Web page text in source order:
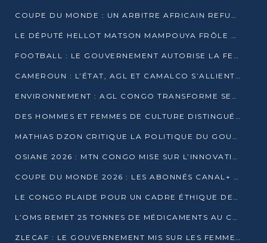
COUPE DU MONDE : UN ARBITRE AFRICAIN REFUSÉ À L’ENTRÉE DES ÉTATS-UNIS
LE DÉPUTÉ HELLOT MATSON MAMPOUYA FRÔLE LA MORT LORS D’UNE EMBUSCADE DZNS LE POOL
FOOTBALL : LE GOUVERNEMENT AUTORISE LA FECOFOOT À OCCUPER LES COMPLEXES SPORTIFS
CAMEROUN : L’ÉTAT, AGL ET CAMALCO S’ALLIENT POUR UN MÉGA-PROJET FERROVIAIRE
ENVIRONNEMENT : AGL CONGO TRANSFORME SES DÉCHETS EN OUTILS DE FORMATION
DES HOMMES ET FEMMES DE CULTURE DISTINGUÉS POUR LEUR ENGAGEMENT PAR BANTOU CULTURE
MATHIAS DZON CRITIQUE LA POLITIQUE DU GOUVERNEMENT ET ALERTE SUR LA DETTE DU CONGO
OSIANE 2026 : MTN CONGO MISE SUR L’INNOVATION POUR RELEVER LES DÉFIS AFRICAINS
COUPE DU MONDE 2026 : LES ABONNÉS CANAL+ AU CONGO DÉÇUS À QUELQUES JOURS DU COUP D’ENVOI
LE CONGO PLAIDE POUR UN CADRE ÉTHIQUE DE L’INTELLIGENCE ARTIFICIELLE À DAKAR
L’OMS REMET 25 TONNES DE MÉDICAMENTS AU CONGO POUR RENFORCER LA RIPOSTE AUX ÉPIDÉMIES
ZLECAF : LE GOUVERNEMENT MIS SUR LES FEMMES ENTREPRENEURES